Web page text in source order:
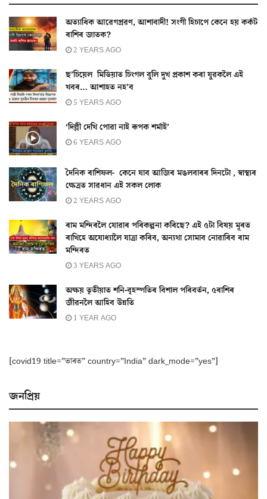
অত্যাধিক আৱেগপ্ৰৱণ, আশাবাদী! সংগী হিচাপে কেনে হয় কৰ্কট
ৰাশিৰ জাতক?
2 YEARS AGO
ছ’চিয়েল মিডিয়াত চিংগল বুলি দুখ প্ৰকাশ কৰা যুৱকলৈ এই
খবৰ… আশাহত নহ’ব
5 YEARS AGO
‘দিল্লী দেখি পোৱা নাই ৰূপক শৰ্মাই’
6 YEARS AGO
দৈনিক ৰাশিফল- কেনে যাব আজিৰ মঙলবাৰৰ দিনটো , স্বাস্থ্যৰ
ক্ষেত্ৰত সাৱধান এই সকল লোক
2 YEARS AGO
ৰাম মন্দিৰলৈ যোৱাৰ পৰিকল্পনা কৰিছে? এই ৫টা বিষয় মূৰত
ৰাখিহে অযোধ্যালৈ যাত্ৰা কৰিব, অন্যথা সোমাব নোৱাৰিব ৰাম
মন্দিৰত
3 YEARS AGO
অক্ষয় তৃতীয়াত শনি-বৃহস্পতিৰ বিশাল পৰিবৰ্তন, ৫ৰাশিৰ
জীৱনলৈ আহিব উন্নতি
1 YEAR AGO
[covid19 title=”ভাৰত” country=”India” dark_mode=”yes”]
জনপ্ৰিয়